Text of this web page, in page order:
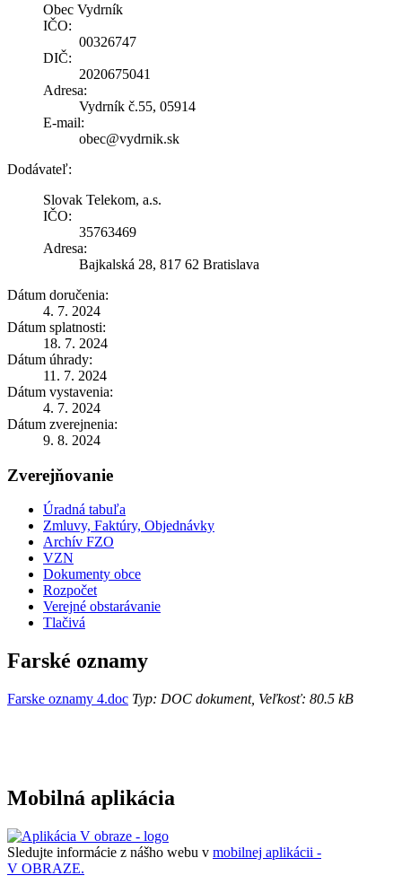
Obec Vydrník
IČO:
00326747
DIČ:
2020675041
Adresa:
Vydrník č.55, 05914
E-mail:
obec@vydrnik.sk
Dodávateľ:
Slovak Telekom, a.s.
IČO:
35763469
Adresa:
Bajkalská 28, 817 62 Bratislava
Dátum doručenia:
4. 7. 2024
Dátum splatnosti:
18. 7. 2024
Dátum úhrady:
11. 7. 2024
Dátum vystavenia:
4. 7. 2024
Dátum zverejnenia:
9. 8. 2024
Zverejňovanie
Úradná tabuľa
Zmluvy, Faktúry, Objednávky
Archív FZO
VZN
Dokumenty obce
Rozpočet
Verejné obstarávanie
Tlačivá
Farské oznamy
Farske oznamy 4.doc Typ: DOC dokument, Veľkosť: 80.5 kB
Mobilná aplikácia
Sledujte informácie z nášho webu v mobilnej aplikácii -
V OBRAZE.